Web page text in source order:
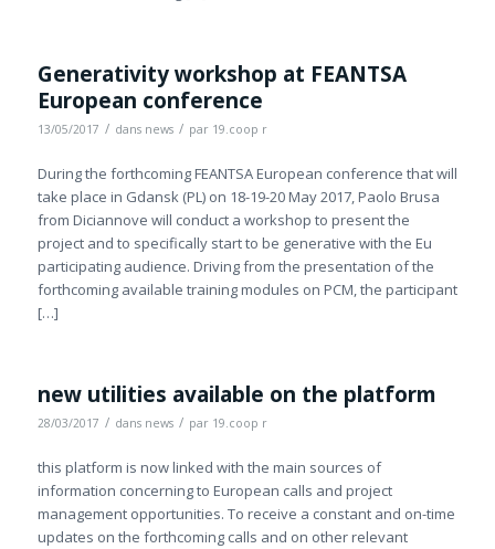
Generativity workshop at FEANTSA
European conference
13/05/2017 / dans news / par 19.coop r
During the forthcoming FEANTSA European conference that will
take place in Gdansk (PL) on 18-19-20 May 2017, Paolo Brusa
from Diciannove will conduct a workshop to present the
project and to specifically start to be generative with the Eu
participating audience. Driving from the presentation of the
forthcoming available training modules on PCM, the participant
[…]
new utilities available on the platform
28/03/2017 / dans news / par 19.coop r
this platform is now linked with the main sources of
information concerning to European calls and project
management opportunities. To receive a constant and on-time
updates on the forthcoming calls and on other relevant